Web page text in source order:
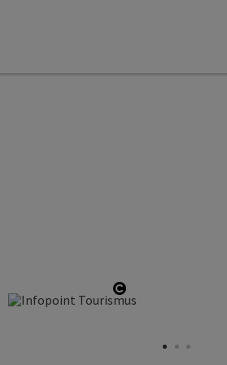
öffnen Copyright öffnen